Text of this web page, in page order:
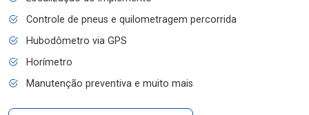
Controle de pneus e quilometragem percorrida
Hubodômetro via GPS
Horímetro
Manutenção preventiva e muito mais